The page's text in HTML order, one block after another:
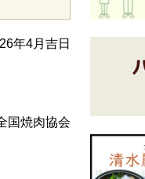
年4月吉日
国焼肉協会